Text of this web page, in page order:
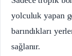
yolculuk yapan
barındıkları
sağlanır.